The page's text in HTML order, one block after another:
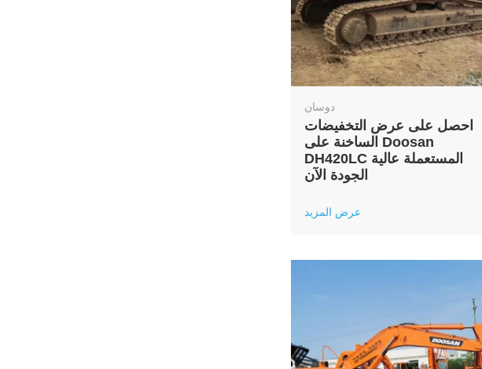
دوسان
احصل على عرض التخفيضات
الساخنة على Doosan
DH420LC المستعملة عالية
الجودة الآن
عرض المزيد